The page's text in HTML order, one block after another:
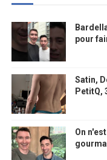
pour
Satin,
PetitQ,
On